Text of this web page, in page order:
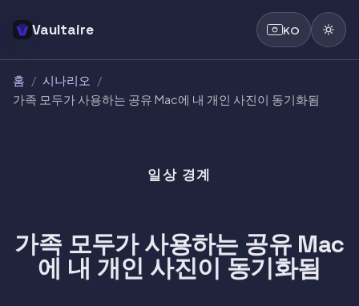
Vaultaire KO
홈 / 시나리오
/
가족 모두가 사용하는 공유 Mac에 내 개인 사진이 동기화됨
일상 경계
가족 모두가 사용하는 공유 Mac
에 내 개인 사진이 동기화됨